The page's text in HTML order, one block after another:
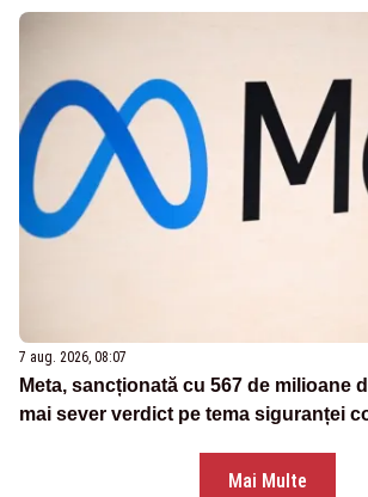
7 aug. 2026, 08:07
Meta, sancționată cu 567 de milioane
mai sever verdict pe tema siguranței
Mai Multe